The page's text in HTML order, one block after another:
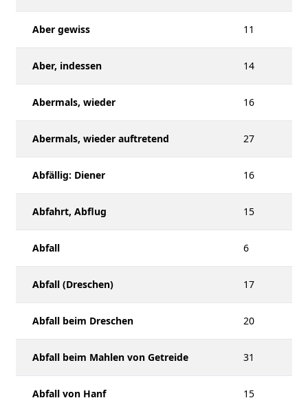
Aber gewiss 11
Aber, indessen 14
Abermals, wieder 16
Abermals, wieder auftretend 27
Abfällig: Diener 16
Abfahrt, Abflug 15
Abfall 6
Abfall (Dreschen) 17
Abfall beim Dreschen 20
Abfall beim Mahlen von Getreide 31
Abfall von Hanf 15